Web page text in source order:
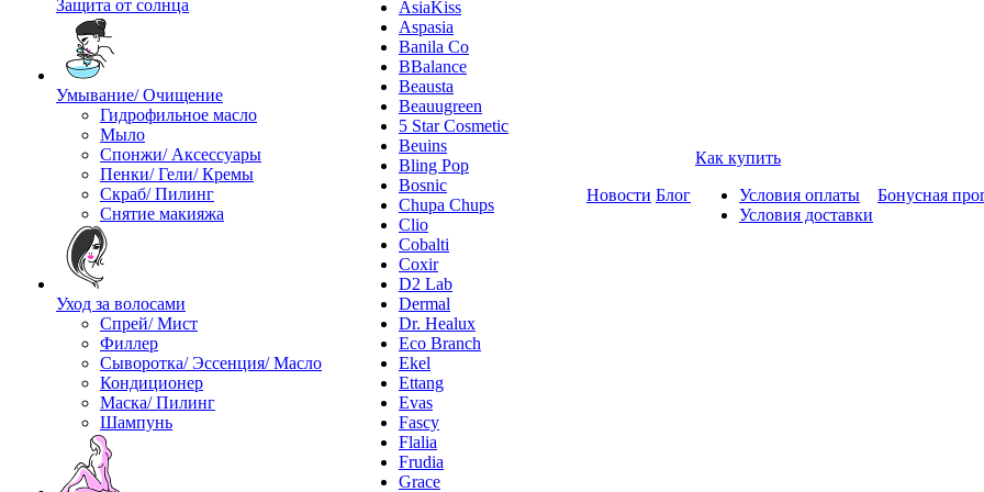
Защита от солнца
Умывание/ Очищение
Гидрофильное масло
Мыло
Спонжи/ Аксессуары
Пенки/ Гели/ Кремы
Скраб/ Пилинг
Снятие макияжа
Уход за волосами
Спрей/ Мист
Филлер
Сыворотка/ Эссенция/ Масло
Кондиционер
Маска/ Пилинг
Шампунь
AsiaKiss
Aspasia
Banila Co
BBalance
Beausta
Beauugreen
5 Star Cosmetic
Beuins
Bling Pop
Bosnic
Chupa Chups
Clio
Cobalti
Coxir
D2 Lab
Dermal
Dr. Healux
Eco Branch
Ekel
Ettang
Evas
Fascy
Flalia
Frudia
Grace
Новости Блог
Как купить
Условия оплаты
Условия доставки
Бонусная